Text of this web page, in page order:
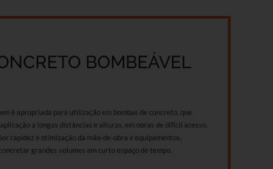
BOMBEÁVEL
é apropriada para utilização em bombas de concreto, que
a longas distâncias e alturas, em obras de difícil acesso.
rapidez e otimização da mão-de-obra e equipamentos,
grandes volumes em curto espaço de tempo.